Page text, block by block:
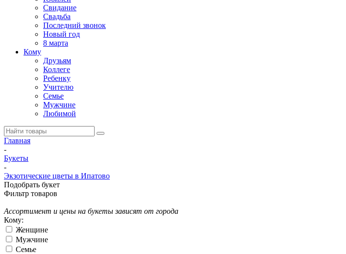
Свидание
Свадьба
Последний звонок
Новый год
8 марта
Кому
Друзьям
Коллеге
Ребенку
Учителю
Семье
Мужчине
Любимой
Главная
-
Букеты
-
Экзотические цветы в Ипатово
Подобрать букет
Фильтр товаров
Ассортимент и цены на букеты зависят от города
Кому:
Женщине
Мужчине
Семье